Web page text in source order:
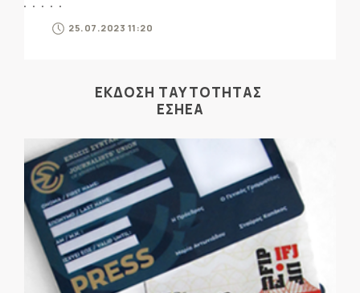
25.07.2023 11:20
ΕΚΔΟΣΗ ΤΑΥΤΟΤΗΤΑΣ
ΕΣΗΕΑ